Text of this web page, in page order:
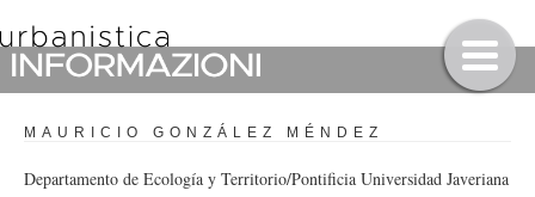
MAURICIO GONZÁLEZ MÉNDEZ
Departamento de Ecología y Territorio/Pontificia Universidad Javeriana